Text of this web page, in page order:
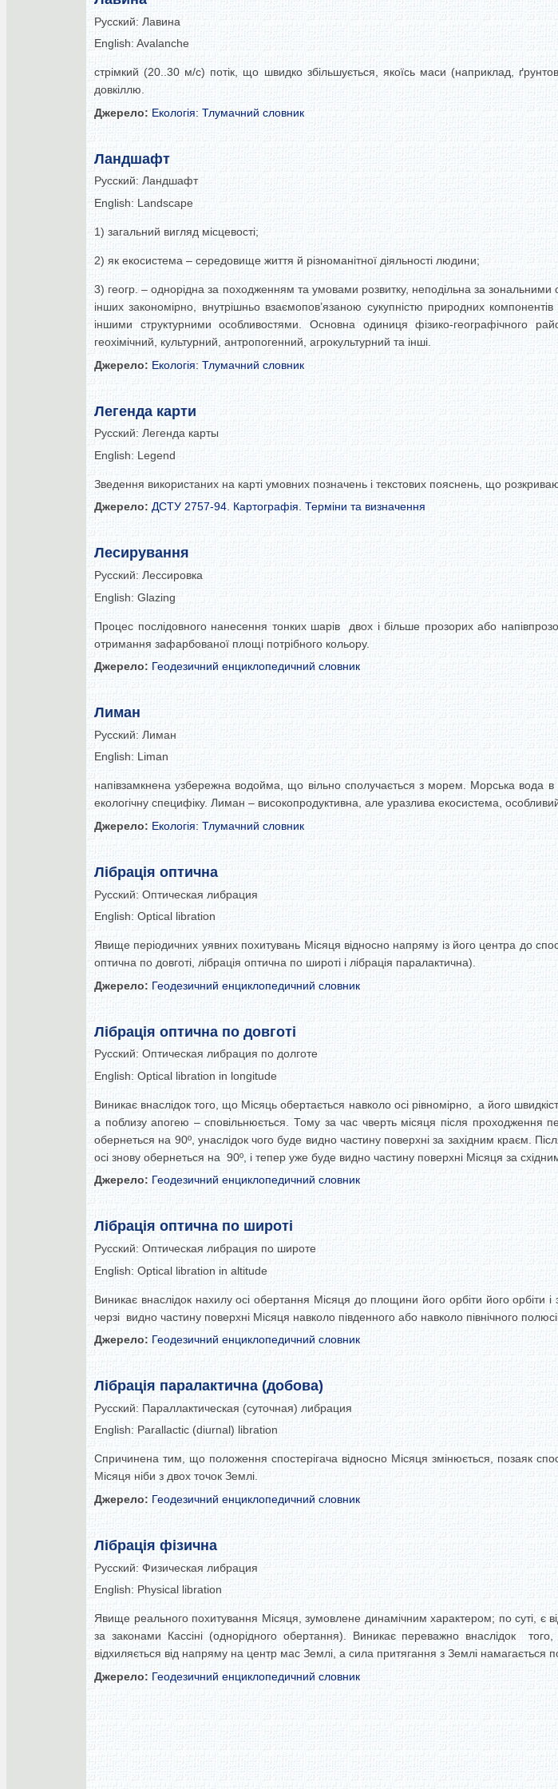
Русский: Лавина
English: Avalanche
стрімкий (20..30 м/с) потік, що швидко збільшується, якоїсь маси (наприклад,
довкіллю.
Джерело: Екологія: Тлумачний словник
Ландшафт
Русский: Ландшафт
English: Landscape
1) загальний вигляд місцевості;
2) як екосистема – середовище життя й різноманітної діяльності людини;
3) геогр. – однорідна за походженням та умовами розвитку, неподільна за зональними
інших закономірно, внутрішньо взаємопов’язаною сукупністю природних
іншими структурними особливостями. Основна одиниця фізико-географічного
геохімічний, культурний, антропогенний, агрокультурний та інші.
Джерело: Екологія: Тлумачний словник
Легенда карти
Русский: Легенда карты
English: Legend
Зведення використаних на карті умовних позначень і текстових пояснень, що
Джерело: ДСТУ 2757-94. Картографія. Терміни та визначення
Лесирування
Русский: Лессировка
English: Glazing
Процес послідовного нанесення тонких шарів двох і більше прозорих або
отримання зафарбованої площі потрібного кольору.
Джерело: Геодезичний енциклопедичний словник
Лиман
Русский: Лиман
English: Liman
напівзамкнена узбережна водойма, що вільно сполучається з морем. Морська вода
екологічну специфіку. Лиман – високопродуктивна, але уразлива екосистема,
Джерело: Екологія: Тлумачний словник
Лібрація оптична
Русский: Оптическая либрация
English: Optical libration
Явище періодичних уявних похитувань Місяця відносно напряму із його центра до
оптична по довготі, лібрація оптична по широті і лібрація паралактична).
Джерело: Геодезичний енциклопедичний словник
Лібрація оптична по довготі
Русский: Оптическая либрация по долготе
English: Optical libration in longitude
Виникає внаслідок того, що Місяць обертається навколо осі рівномірно, а його
а поблизу апогею – сповільнюється. Тому за час чверть місяця після проходження
обернеться на 90º, унаслідок чого буде видно частину поверхні за західним краєм.
осі знову обернеться на 90º, і тепер уже буде видно частину поверхні Місяця за
Джерело: Геодезичний енциклопедичний словник
Лібрація оптична по широті
Русский: Оптическая либрация по широте
English: Optical libration in altitude
Виникає внаслідок нахилу осі обертання Місяця до площини його орбіти його орбіти
черзі видно частину поверхні Місяця навколо південного або навколо північного
Джерело: Геодезичний енциклопедичний словник
Лібрація паралактична (добова)
Русский: Параллактическая (суточная) либрация
English: Parallactic (diurnal) libration
Спричинена тим, що положення спостерігача відносно Місяця змінюється, позаяк
Місяця ніби з двох точок Землі.
Джерело: Геодезичний енциклопедичний словник
Лібрація фізична
Русский: Физическая либрация
English: Physical libration
Явище реального похитування Місяця, зумовлене динамічним характером; по суті, є
за законами Кассіні (однорідного обертання). Виникає переважно внаслідок
відхиляється від напряму на центр мас Землі, а сила притягання з Землі намагається
Джерело: Геодезичний енциклопедичний словник